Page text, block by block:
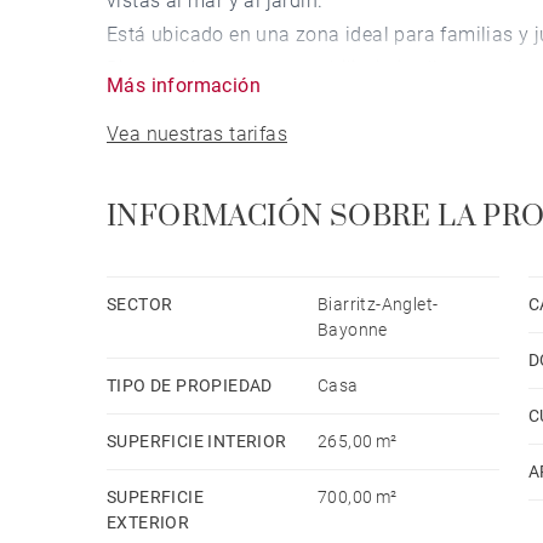
Está ubicado en una zona ideal para familias y
dormitorios, piscina climatizada privada, garaje
La cocina, está equipada con nevera,
Más información
Vea nuestras tarifas
INFORMACIÓN SOBRE LA
SECTOR
Biarritz-Anglet-
Bayonne
TIPO DE PROPIEDAD Casa
SUPERFICIE INTERIOR 265,00 m²
SUPERFICIE
EXTERIOR
700,00 m²